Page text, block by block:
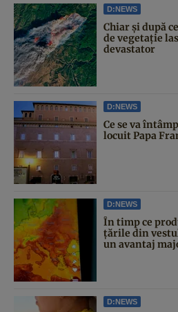
D:NEWS
Chiar și după
de vegetație
devastator
D:NEWS
Ce se va
locuit Papa
D:NEWS
În timp ce
țările din
un avantaj
D:NEWS